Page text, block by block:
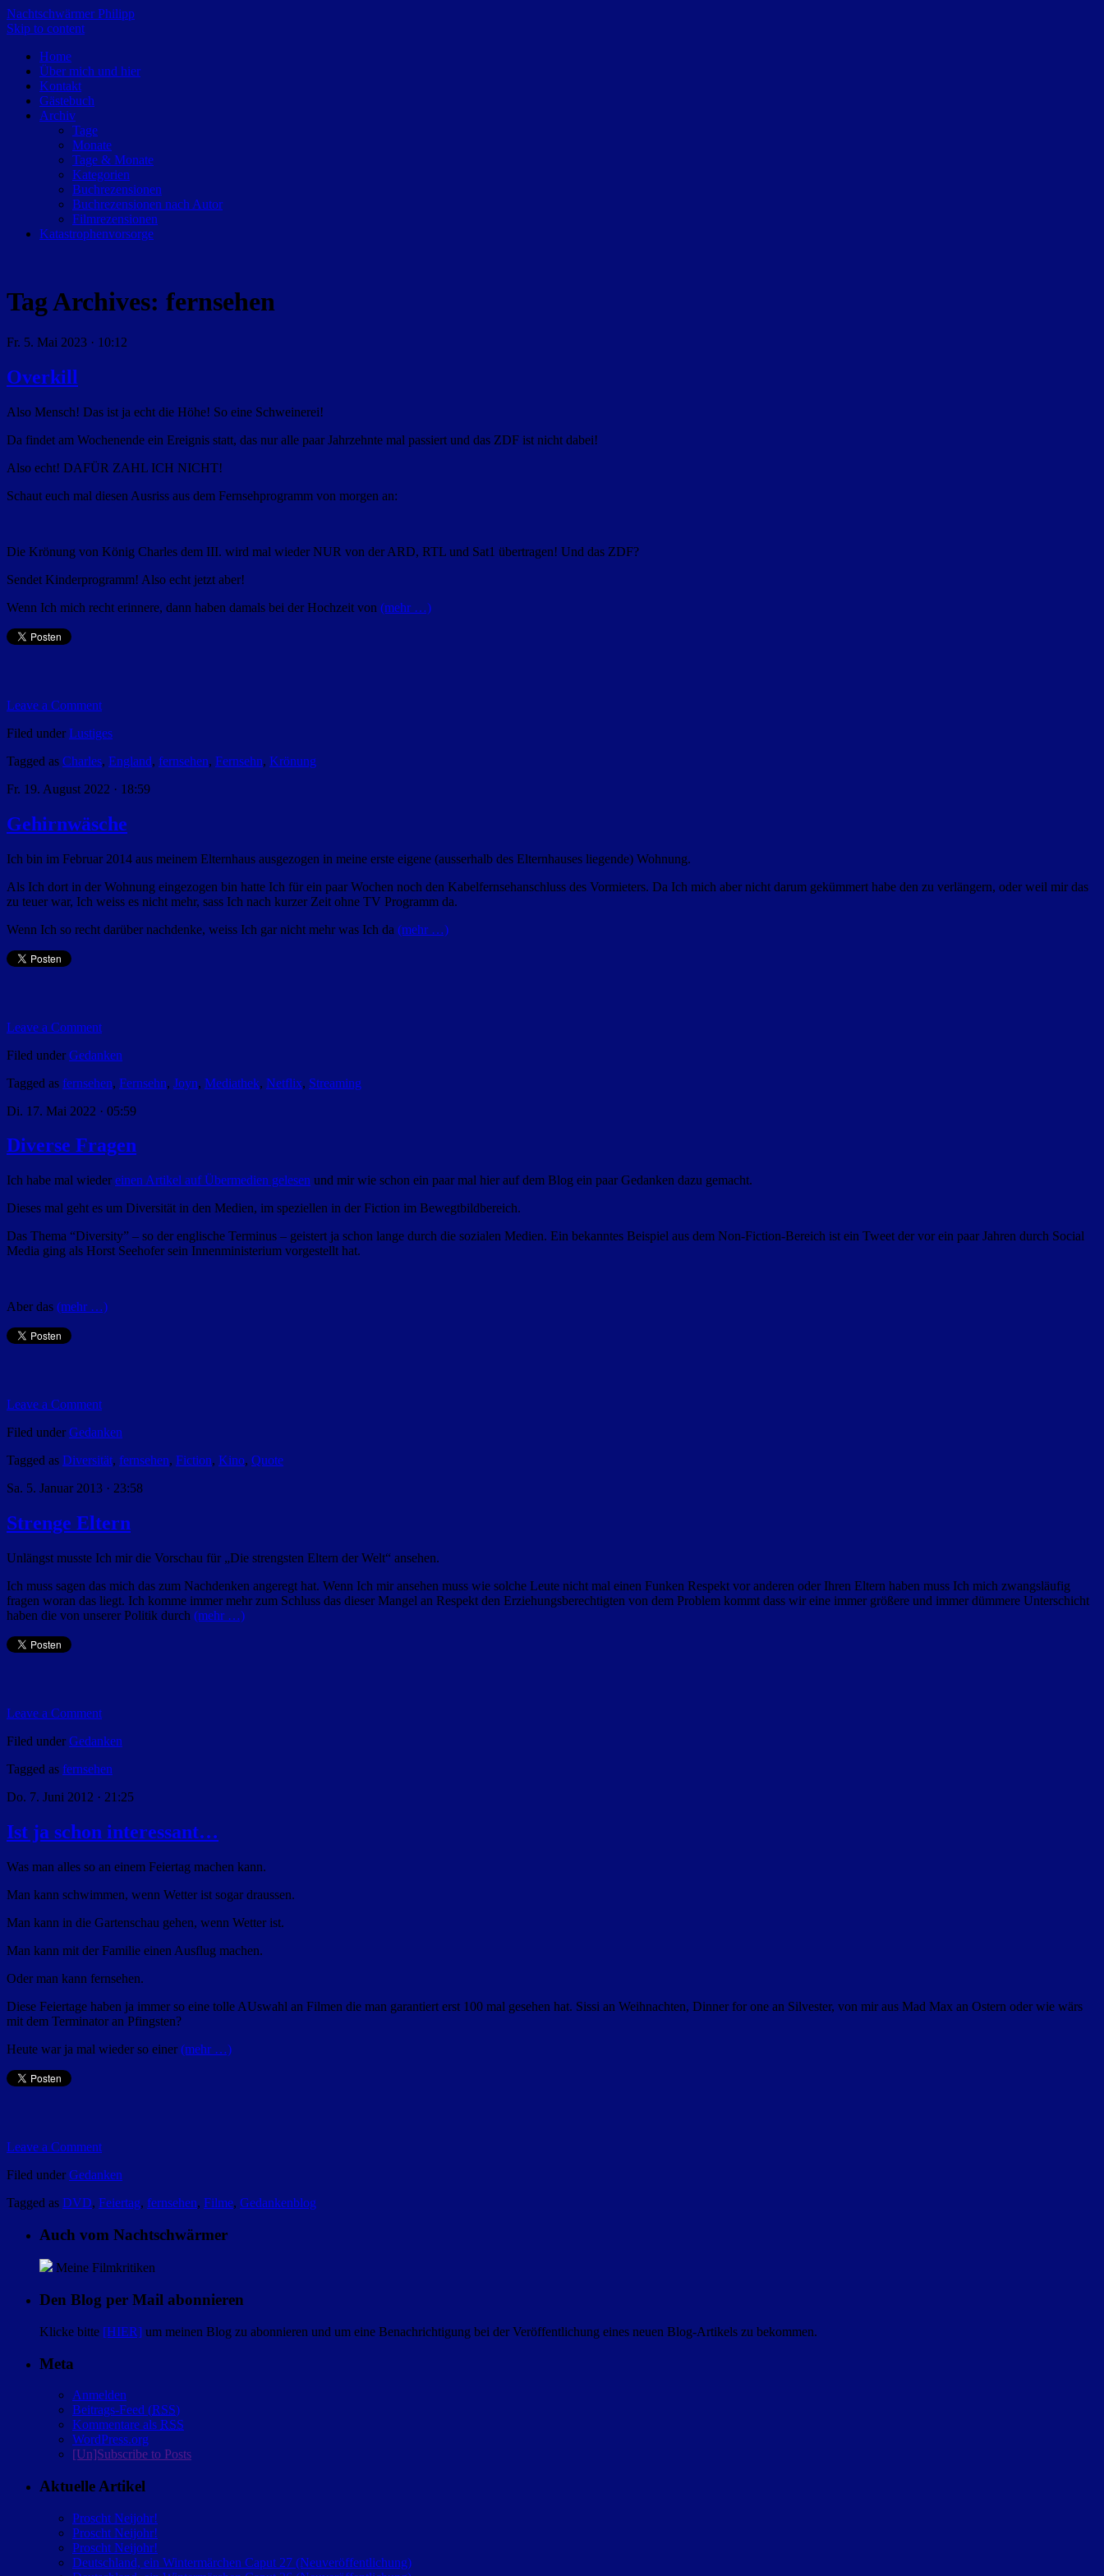
Nachtschwärmer Philipp
Skip to content
Home
Über mich und hier
Kontakt
Gästebuch
Archiv
Tage
Monate
Tage & Monate
Kategorien
Buchrezensionen
Buchrezensionen nach Autor
Filmrezensionen
Katastrophenvorsorge
Tag Archives: fernsehen
Fr. 5. Mai 2023 · 10:12
Overkill
Also Mensch! Das ist ja echt die Höhe! So eine Schweinerei!
Da findet am Wochenende ein Ereignis statt, das nur alle paar Jahrzehnte mal passiert und das ZDF ist nicht dabei!
Also echt! DAFÜR ZAHL ICH NICHT!
Schaut euch mal diesen Ausriss aus dem Fernsehprogramm von morgen an:
Die Krönung von König Charles dem III. wird mal wieder NUR von der ARD, RTL und Sat1 übertragen! Und das ZDF?
Sendet Kinderprogramm! Also echt jetzt aber!
Wenn Ich mich recht erinnere, dann haben damals bei der Hochzeit von (mehr …)
Leave a Comment
Filed under Lustiges
Tagged as Charles, England, fernsehen, Fernsehn, Krönung
Fr. 19. August 2022 · 18:59
Gehirnwäsche
Ich bin im Februar 2014 aus meinem Elternhaus ausgezogen in meine erste eigene (ausserhalb des Elternhauses liegende) Wohnung.
Als Ich dort in der Wohnung eingezogen bin hatte Ich für ein paar Wochen noch den Kabelfernsehanschluss des Vormieters. Da Ich mich aber nicht darum gekümmert habe den zu verlängern, oder weil mir das
zu teuer war, Ich weiss es nicht mehr, sass Ich nach kurzer Zeit ohne TV Programm da.
Wenn Ich so recht darüber nachdenke, weiss Ich gar nicht mehr was Ich da (mehr …)
Leave a Comment
Filed under Gedanken
Tagged as fernsehen, Fernsehn, Joyn, Mediathek, Netflix, Streaming
Di. 17. Mai 2022 · 05:59
Diverse Fragen
Ich habe mal wieder einen Artikel auf Übermedien gelesen und mir wie schon ein paar mal hier auf dem Blog ein paar Gedanken dazu gemacht.
Dieses mal geht es um Diversität in den Medien, im speziellen in der Fiction im Bewegtbildbereich.
Das Thema “Diversity” – so der englische Terminus – geistert ja schon lange durch die sozialen Medien. Ein bekanntes Beispiel aus dem Non-Fiction-Bereich ist ein Tweet der vor ein paar Jahren durch Social
Media ging als Horst Seehofer sein Innenministerium vorgestellt hat.
Aber das (mehr …)
Leave a Comment
Filed under Gedanken
Tagged as Diversität, fernsehen, Fiction, Kino, Quote
Sa. 5. Januar 2013 · 23:58
Strenge Eltern
Unlängst musste Ich mir die Vorschau für „Die strengsten Eltern der Welt“ ansehen.
Ich muss sagen das mich das zum Nachdenken angeregt hat. Wenn Ich mir ansehen muss wie solche Leute nicht mal einen Funken Respekt vor anderen oder Ihren Eltern haben muss Ich mich zwangsläufig
fragen woran das liegt. Ich komme immer mehr zum Schluss das dieser Mangel an Respekt den Erziehungsberechtigten von dem Problem kommt dass wir eine immer größere und immer dümmere Unterschicht
haben die von unserer Politik durch (mehr …)
Leave a Comment
Filed under Gedanken
Tagged as fernsehen
Do. 7. Juni 2012 · 21:25
Ist ja schon interessant…
Was man alles so an einem Feiertag machen kann.
Man kann schwimmen, wenn Wetter ist sogar draussen.
Man kann in die Gartenschau gehen, wenn Wetter ist.
Man kann mit der Familie einen Ausflug machen.
Oder man kann fernsehen.
Diese Feiertage haben ja immer so eine tolle AUswahl an Filmen die man garantiert erst 100 mal gesehen hat. Sissi an Weihnachten, Dinner for one an Silvester, von mir aus Mad Max an Ostern oder wie wärs
mit dem Terminator an Pfingsten?
Heute war ja mal wieder so einer (mehr …)
Leave a Comment
Filed under Gedanken
Tagged as DVD, Feiertag, fernsehen, Filme, Gedankenblog
Auch vom Nachtschwärmer
Meine Filmkritiken
Den Blog per Mail abonnieren
Klicke bitte [HIER] um meinen Blog zu abonnieren und um eine Benachrichtigung bei der Veröffentlichung eines neuen Blog-Artikels zu bekommen.
Meta
Anmelden
Beitrags-Feed (RSS)
Kommentare als RSS
WordPress.org
[Un]Subscribe to Posts
Aktuelle Artikel
Proscht Neijohr!
Proscht Neijohr!
Proscht Neijohr!
Deutschland, ein Wintermärchen Caput 27 (Neuveröffentlichung)